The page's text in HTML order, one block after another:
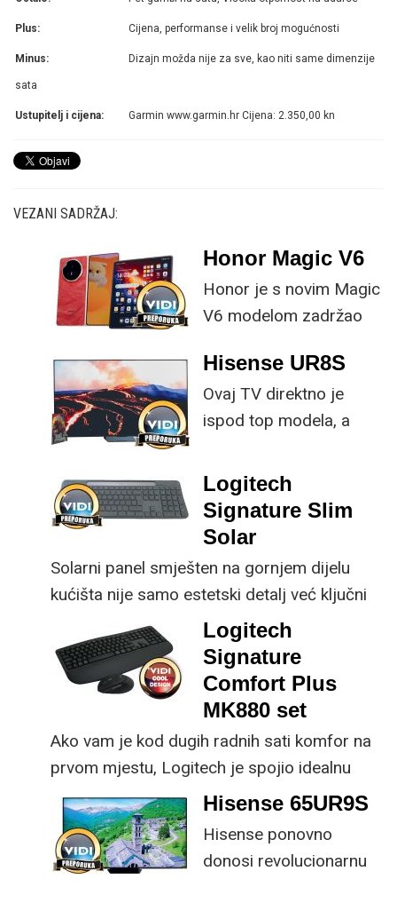
Plus: Cijena, performanse i velik broj mogućnosti
Minus: Dizajn možda nije za sve, kao niti same dimenzije
sata
Ustupitelj i cijena: Garmin www.garmin.hr Cijena: 2.350,00 kn
VEZANI SADRŽAJ:
Honor Magic V6
Honor je s novim Magic
V6 modelom zadržao
specifikacije, no
istovremeno
implementirao
ključne svakom
korisniku.
Hisense UR8S
Ovaj TV direktno je
ispod top modela, a
male ustupke možete
osjetno uštedjeti pri
kupnji.
Logitech
Signature Slim
Solar
Solarni panel smješten na gornjem dijelu
kućišta nije samo estetski detalj već ključni
dio koncepta ovog proizvoda, jer koristi
energiju prirodnog ili umjetnog svjetla za
rad.
Logitech
Signature
Comfort Plus
MK880 set
Ako vam je kod dugih radnih sati komfor na
prvom mjestu, Logitech je spojio idealnu
kombinaciju tipkovnice i miša s naprednim
funkcijama.
Hisense 65UR9S
Hisense ponovno
donosi revolucionarnu